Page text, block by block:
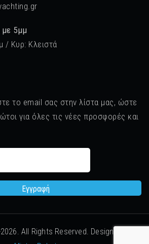
5μμ
/ Κυρ: Κλειστά
το email σας στην λίστα μας, ώστε
για όλες τις νέες προσφορές και
2026. All Rights Reserved. Designed by